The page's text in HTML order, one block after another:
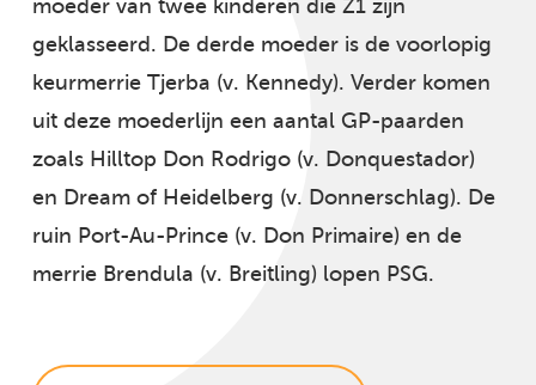
moeder van twee kinderen die Z1 zijn
geklasseerd. De derde moeder is de voorlopig
keurmerrie Tjerba (v. Kennedy). Verder komen
uit deze moederlijn een aantal GP-paarden
zoals Hilltop Don Rodrigo (v. Donquestador)
en Dream of Heidelberg (v. Donnerschlag). De
ruin Port-Au-Prince (v. Don Primaire) en de
merrie Brendula (v. Breitling) lopen PSG.